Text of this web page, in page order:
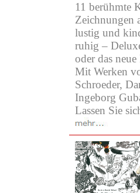
11 berühmte
Zeichnungen
lustig und
ruhig –
oder das
Mit Werken
Schroeder,
Ingeborg
Lassen Sie